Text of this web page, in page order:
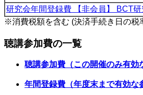
研究会年間登録費 【非会員】 BCT
※消費税額を含む (決済手続き日の税
聴講参加費の一覧
聴講参加費（この開催のみ有効
年間登録費（年度末まで有効な